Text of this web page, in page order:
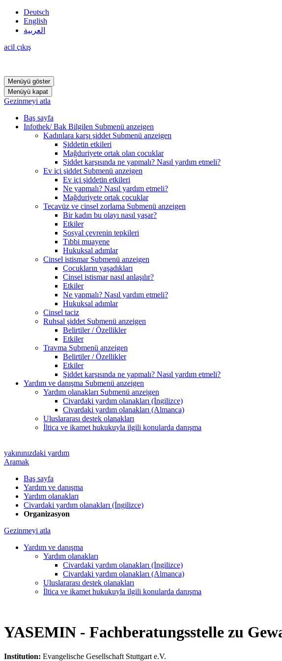
Deutsch
English
العربية
acil çıkış
Menüyü göster
Menüyü kapat
Gezinmeyi atla
Baş sayfa
Infothek/ Bak Bilgilen Submenü anzeigen
Kadınlara karşı şiddet Submenü anzeigen
Şiddetin etkileri
Mağduriyete ortak olan çocuklar
Şiddet karşısında ne yapmalı? Nasıl yardım etmeli?
Ev içi şiddet Submenü anzeigen
Ev içi şiddetin etkileri
Ne yapmalı? Nasıl yardım etmeli?
Mağduriyete ortak çocuklar
Tecavüz ve cinsel zorlama Submenü anzeigen
Bir kadın bu olayı nasıl yaşar?
Etkiler
Sosyal çevrenin tepkileri
Tıbbi muayene
Hukuksal adımlar
Cinsel istismar Submenü anzeigen
Çocukların yaşadıkları
Cinsel istismar nasıl anlaşılır?
Etkiler
Ne yapmalı? Nasıl yardım etmeli?
Hukuksal adımlar
Cinsel taciz
Ruhsal şiddet Submenü anzeigen
Belirtiler / Özellikler
Etkiler
Travma Submenü anzeigen
Belirtiler / Özellikler
Etkiler
Şiddet karşısında ne yapmalı? Nasıl yardım etmeli?
Yardım ve danışma Submenü anzeigen
Yardım olanakları Submenü anzeigen
Civardaki yardım olanakları (İngilizce)
Civardaki yardım olanakları (Almanca)
Uluslararası destek olanakları
İltica ve ikamet hukukuyla ilgili konularda danışma
yakınınızdaki yardım
Aramak
Baş sayfa
Yardım ve danışma
Yardım olanakları
Civardaki yardım olanakları (İngilizce)
Organizasyon
Gezinmeyi atla
Yardım ve danışma
Yardım olanakları
Civardaki yardım olanakları (İngilizce)
Civardaki yardım olanakları (Almanca)
Uluslararası destek olanakları
İltica ve ikamet hukukuyla ilgili konularda danışma
YASEMIN - Fachberatungsstelle zu
Institution: Evangelische Gesellschaft Stuttgart e.V.